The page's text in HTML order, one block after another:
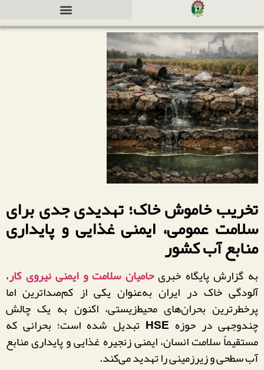
تخریب خاموش خاک؛ تهدیدی جدی برای
سلامت عمومی، ایمنی غذایی و پایداری
منابع آب کشور
به گزارش پایگاه خبریحامیان سلامت و ایمنی نیروی کار،
آلودگی خاک در ایران به‌عنوان یکی از کم‌صداترین اما
پرخطرترین بحران‌های محیط‌زیستی، اکنون به یک چالش
چندوجهی در حوزه HSE تبدیل شده است؛ بحرانی که
مستقیماً سلامت انسان، ایمنی زنجیره غذایی و پایداری منابع
آب سطحی و زیرزمینی را تهدید می‌کند.